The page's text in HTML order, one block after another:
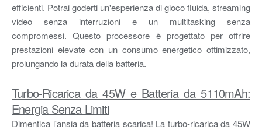
efficienti. Potrai goderti un'esperienza di gioco fluida, streaming
video senza interruzioni e un multitasking senza
compromessi. Questo processore è progettato per offrire
prestazioni elevate con un consumo energetico ottimizzato,
prolungando la durata della batteria.
Turbo-Ricarica da 45W e Batteria da 5110mAh:
Energia Senza Limiti
Dimentica l'ansia da batteria scarica! La turbo-ricarica da 45W